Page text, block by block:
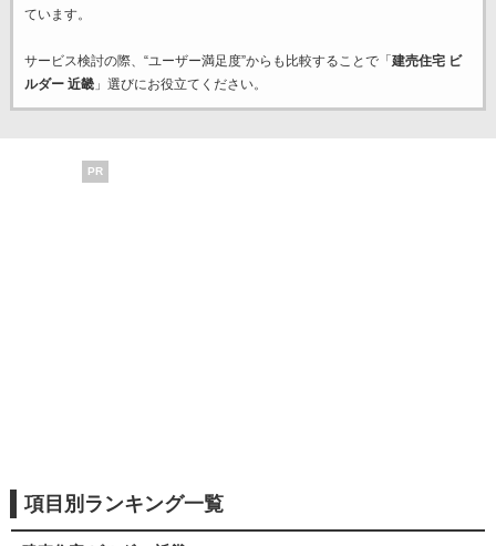
ています。
サービス検討の際、“ユーザー満足度”からも比較することで「 建売住宅 ビ
ルダー 近畿」選びにお役立てください。
PR
項目別ランキング一覧